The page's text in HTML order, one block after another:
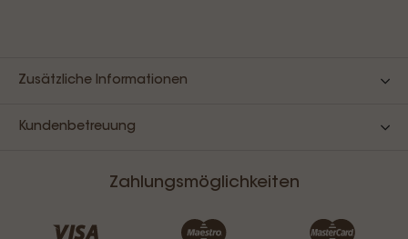
Zusätzliche Informationen
Kundenbetreuung
Zahlungsmöglichkeiten